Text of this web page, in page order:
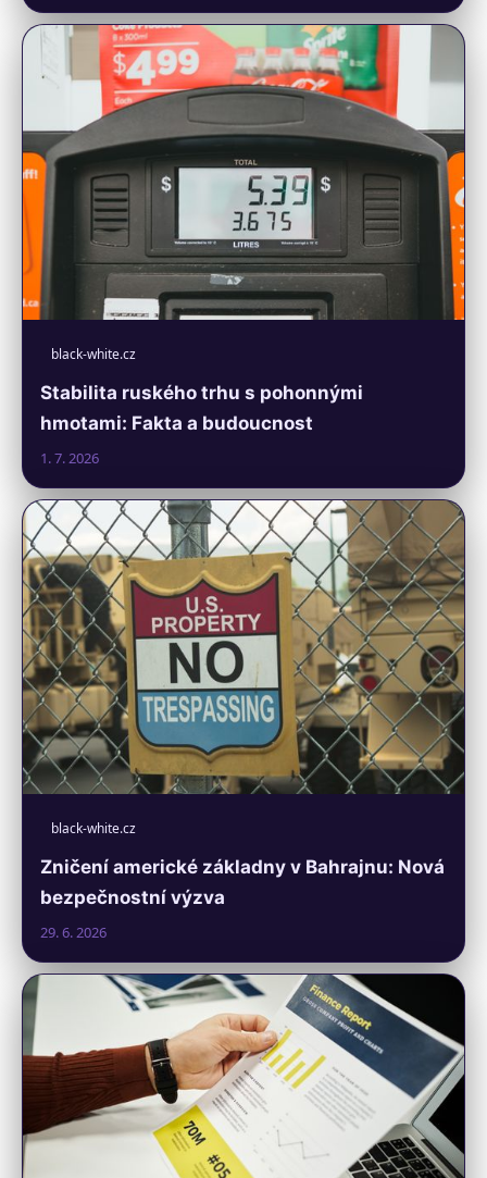
black-white.cz
Stabilita ruského trhu s pohonnými
hmotami: Fakta a budoucnost
1. 7. 2026
black-white.cz
Zničení americké základny v Bahrajnu: Nová
bezpečnostní výzva
29. 6. 2026